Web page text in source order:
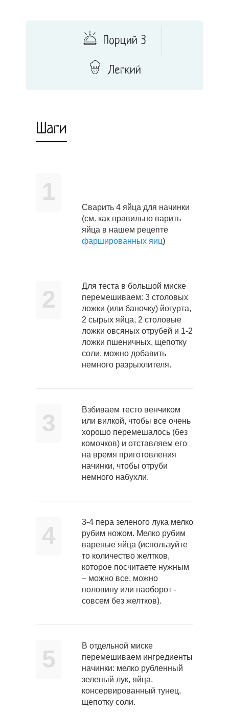
Порций 3
Легкий
Шаги
1
Сварить 4 яйца для начинки
(см. как правильно варить
яйца в нашем рецепте
фаршированных яиц)
2
Для теста в большой миске
перемешиваем: 3 столовых
ложки (или баночку) йогурта,
2 сырых яйца, 2 столовые
ложки овсяных отрубей и 1-2
ложки пшеничных, щепотку
соли, можно добавить
немного разрыхлителя.
3
Взбиваем тесто венчиком
или вилкой, чтобы все очень
хорошо перемешалось (без
комочков) и отставляем его
на время приготовления
начинки, чтобы отруби
немного набухли.
4
3-4 пера зеленого лука мелко
рубим ножом. Мелко рубим
вареные яйца (используйте
то количество желтков,
которое посчитаете нужным
– можно все, можно
половину или наоборот -
совсем без желтков).
5
В отдельной миске
перемешиваем ингредиенты
начинки: мелко рубленный
зеленый лук, яйца,
консервированный тунец,
щепотку соли.